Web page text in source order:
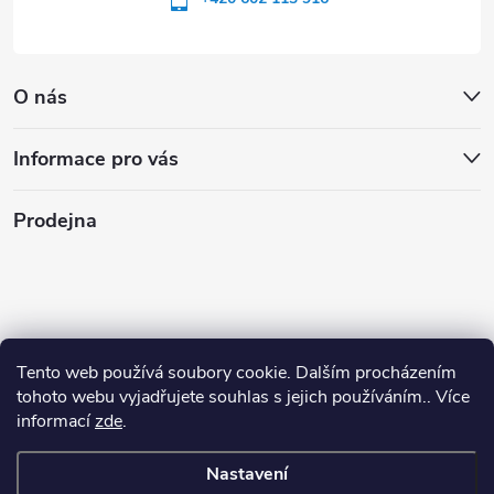
Tento web používá soubory cookie. Dalším procházením
tohoto webu vyjadřujete souhlas s jejich používáním.. Více
informacízde.
Nastavení
O nás
Informace pro vás
Prodejna